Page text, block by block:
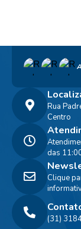
Rua
Centro
(31)
das
Clique